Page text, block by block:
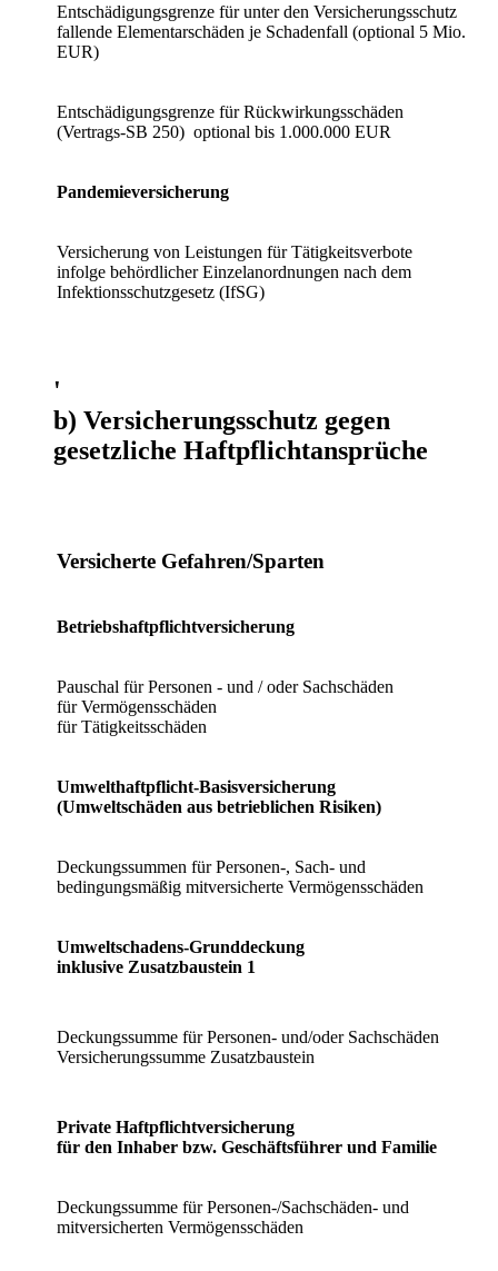
Entschädigungsgrenze für unter den Versicherungsschutz
fallende Elementarschäden je Schadenfall (optional 5 Mio.
EUR)
Entschädigungsgrenze für Rückwirkungsschäden
(Vertrags-SB 250) optional bis 1.000.000 EUR
Pandemieversicherung
Versicherung von Leistungen für Tätigkeitsverbote
infolge behördlicher Einzelanordnungen nach dem
Infektionsschutzgesetz (IfSG)
'
b) Versicherungsschutz gegen
gesetzliche Haftpflichtansprüche
Versicherte Gefahren/Sparten
Betriebshaftpflichtversicherung
Pauschal für Personen - und / oder Sachschäden
für Vermögensschäden
für Tätigkeitsschäden
Umwelthaftpflicht-Basisversicherung
(Umweltschäden aus betrieblichen Risiken)
Deckungssummen für Personen-, Sach- und
bedingungsmäßig mitversicherte Vermögensschäden
Umweltschadens-Grunddeckung
inklusive Zusatzbaustein 1
Deckungssumme für Personen- und/oder Sachschäden
Versicherungssumme Zusatzbaustein
Private Haftpflichtversicherung
für den Inhaber bzw. Geschäftsführer und Familie
Deckungssumme für Personen-/Sachschäden- und
mitversicherten Vermögensschäden